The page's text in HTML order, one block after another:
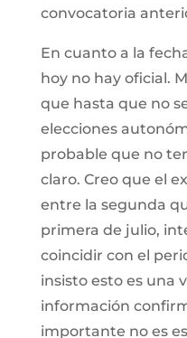
convocatoria
En cuanto a la
hoy no hay oficial.
que hasta que no
elecciones
probable que no
claro. Creo que el
entre la segunda
primera de julio,
coincidir con el
insisto esto es una
información
importante no es